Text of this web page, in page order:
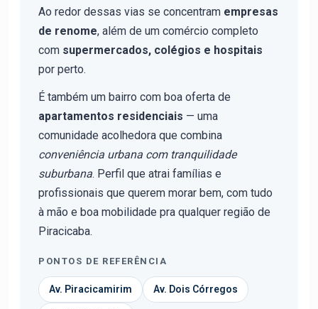
Ao redor dessas vias se concentram empresas
de renome, além de um comércio completo
com supermercados, colégios e hospitais
por perto.
É também um bairro com boa oferta de
apartamentos residenciais — uma
comunidade acolhedora que combina
conveniência urbana com tranquilidade
suburbana. Perfil que atrai famílias e
profissionais que querem morar bem, com tudo
à mão e boa mobilidade pra qualquer região de
Piracicaba.
PONTOS DE REFERÊNCIA
Av. Piracicamirim Av. Dois Córregos